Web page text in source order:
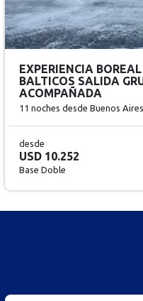
REPUBLICA
GRUPAL 2026 *
10 nochesdesde Buenos Aires
USD 2.525
Base Doble